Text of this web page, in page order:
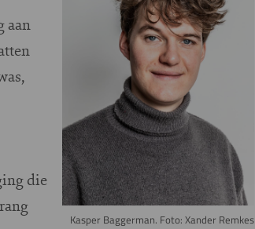
Kasper Baggerman. Foto: Xander Remkes
aan
die